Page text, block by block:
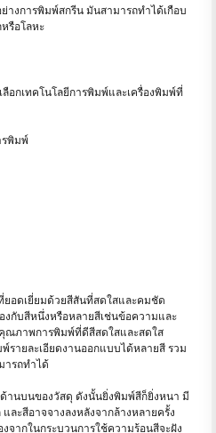
างการพิมพ์สกรีน มันสามารถทำได้เกือบ
รือโลหะ
อกเทคโนโลยีการพิมพ์และเครื่องพิมพ์ที่
พิมพ์
อดเยี่ยมด้วยสีสันที่สดใสและคมชัด
งกับสีหนึ่งหรือหลายสีเช่นข้อความและ
คุณภาพการพิมพ์ที่ดีสีสดใสและสดใส
รายละเอียดงานออกแบบได้หลายสี รวม
ารถทำได้
านบนของวัสดุ ดังนั้นยิ่งพิมพ์สีก็ยิ่งหนา มี
ละสีอาจจางลงหลังจากล้างหลายครั้ง
จากในกระบวนการใช้ความร้อนสีจะฝัง